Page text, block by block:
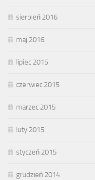
sierpień 2016
maj 2016
lipiec 2015
czerwiec 2015
marzec 2015
luty 2015
styczeń 2015
grudzień 2014